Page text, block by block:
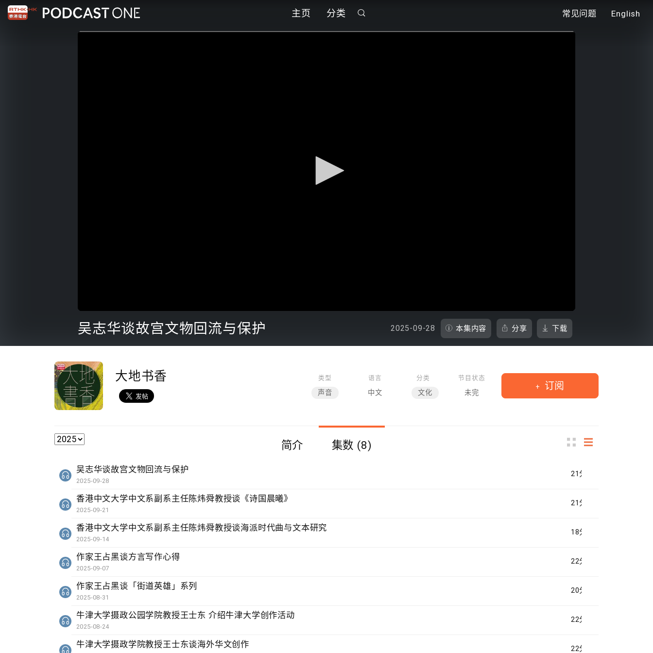
主页 分类 常见问题 English
seconds
of
21
minutes,
seconds
90%
吴志华谈故宫文物回流与保护 2025-09-28 本集内容 分享 下载
大地书香 类型
声音
语言
中文
分类
文化
节目状态
未完
订阅
简介 集数 (8)
21分钟
吴志华谈故宫文物回流与保护
2025-09-28
21分钟
香港中文大学中文系副系主任陈炜舜教授谈《诗国晨曦》
2025-09-21
18分钟
香港中文大学中文系副系主任陈炜舜教授谈海派时代曲与文本研究
2025-09-14
22分钟
作家王占黑谈方言写作心得
2025-09-07
20分钟
作家王占黑谈「街道英雄」系列
2025-08-31
22分钟
牛津大学摄政公园学院教授王士东 介绍牛津大学创作活动
2025-08-24
22分钟
牛津大学摄政学院教授王士东谈海外华文创作